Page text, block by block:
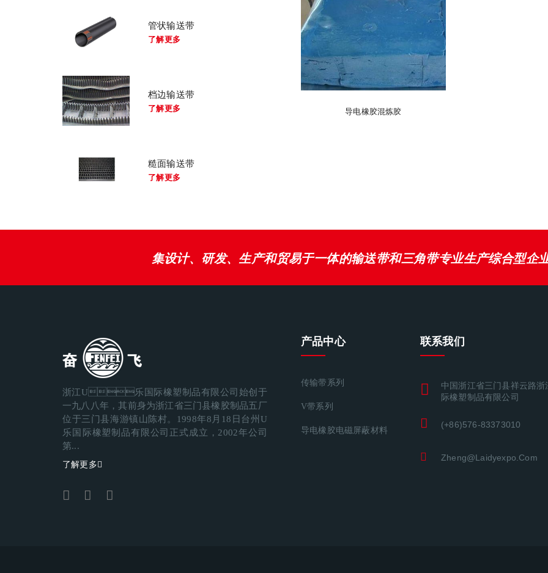
管状输送带
了解更多
档边输送带
了解更多
糙面输送带
了解更多
导电橡胶混炼胶
集设计、研发、生产和贸易于一体的输送带和三角带专业生产综合型企
浙江U乐国际橡塑制品有限公司始创于
一九八八年，其前身为浙江省三门县橡胶制品五厂
位于三门县海游镇山陈村。1998年8月18日台州U
乐国际橡塑制品有限公司正式成立，2002年公司
第...
了解更多
产品中心
传输带系列
V带系列
导电橡胶电磁屏蔽材料
联系我们
中国浙江省三门县祥云路浙
际橡塑制品有限公司
(+86)576-83373010
Zheng@laidyexpo.com